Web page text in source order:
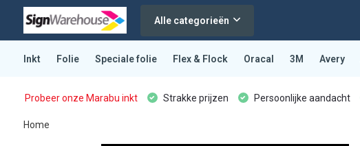
Alle categorieën
Inkt Folie Speciale folie Flex & Flock Oracal 3M Avery
Probeer onze Marabu inkt Strakke prijzen Persoonlijke aandacht
Home